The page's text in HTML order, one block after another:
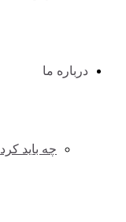
درباره ما
چه باید کرد